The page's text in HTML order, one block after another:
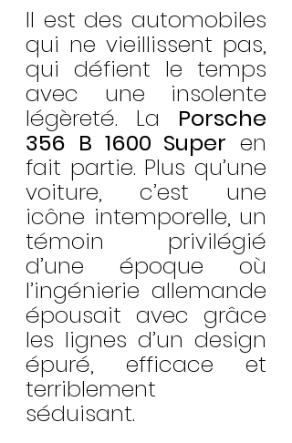
Il est des automobiles
qui ne vieillissent pas,
qui défient le temps
avec une insolente
légèreté. La Porsche
356 B 1600 Super en
fait partie. Plus qu’une
voiture, c’est une
icône intemporelle, un
témoin privilégié
d’une époque où
l’ingénierie allemande
épousait avec grâce
les lignes d’un design
épuré, efficace et
terriblement
séduisant.